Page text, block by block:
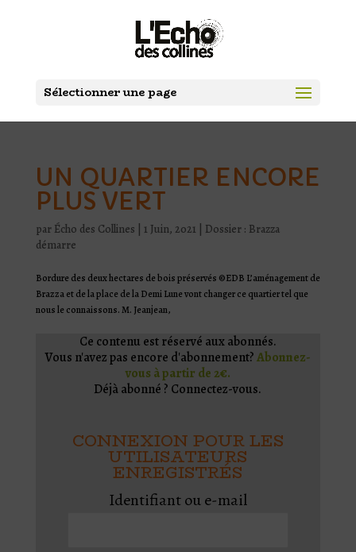
Sélectionner une page
UN QUARTIER ENCORE
PLUS VERT
par Écho des Collines 1 Juin, 2021
Dossier : Brazza
démarre
Bordure des deux hectares de bois préservés ©EDB L’aménagement de
Brazza et de la place de la Demi Lune vont changer ce quartier tel que
nous le connaissons. M. Jeanjean,
Ce contenu est réservé aux abonnés.
Vous n'avez pas encore d'abonnement?Abonnez-
vous à partir de 2€.
Déjà abonné ? Connectez-vous.
CONNEXION POUR LES
UTILISATEURS
ENREGISTRÉS
Identifiant ou e-mail